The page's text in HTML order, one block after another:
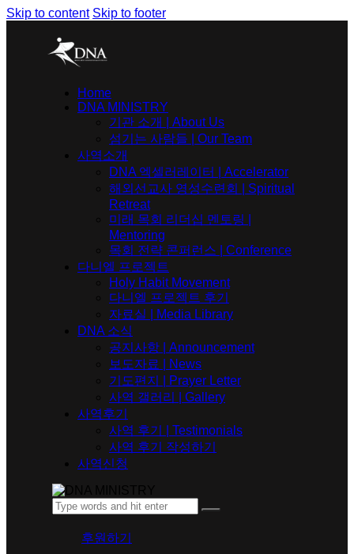
Skip to content Skip to footer
Home
DNA MINISTRY
기관 소개 | About Us
섬기는 사람들 | Our Team
사역소개
DNA 엑셀러레이터​ | Accelerator
해외선교사 영성수련회 | Spiritual
Retreat
미래 목회 리더십 멘토링 |
Mentoring
목회 전략 콘퍼런스 | Conference
다니엘 프로젝트
Holy Habit Movement
다니엘 프로젝트 후기
자료실 | Media Library
DNA 소식
공지사항 | Announcement
보도자료 | News
기도편지 | Prayer Letter
사역 갤러리 | Gallery
사역후기
사역 후기 | Testimonials
사역 후기 작성하기
사역신청
후원하기